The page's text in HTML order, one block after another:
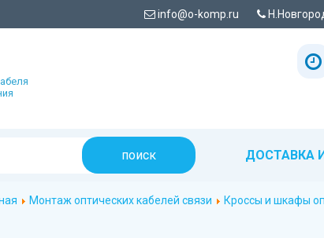
info@o-komp.ru
ДОСТАВКА
Монтаж оптических кабелей связи Кроссы и шкафы